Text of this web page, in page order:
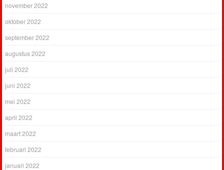
november 2022
oktober 2022
september 2022
augustus 2022
juli 2022
juni 2022
mei 2022
april 2022
maart 2022
februari 2022
januari 2022